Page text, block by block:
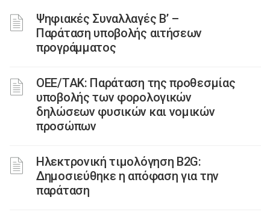
Ψηφιακές Συναλλαγές Β’ –
Παράταση υποβολής αιτήσεων
προγράμματος
ΟΕΕ/ΤΑΚ: Παράταση της προθεσμίας
υποβολής των φορολογικών
δηλώσεων φυσικών και νομικών
προσώπων
Ηλεκτρονική τιμολόγηση B2G:
Δημοσιεύθηκε η απόφαση για την
παράταση